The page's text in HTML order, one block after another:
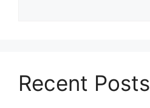
Recent Posts